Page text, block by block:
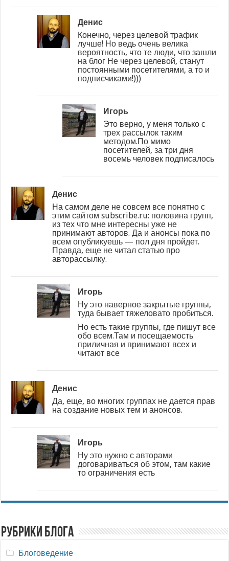
Денис
Конечно, через целевой трафик
лучше! Но ведь очень велика
вероятность, что те люди, что зашли
на блог Не через целевой, станут
постоянными посетителями, а то и
подписчиками!)))
Игорь
Это верно, у меня только с
трех рассылок таким
методом.По мимо
посетителей, за три дня
восемь человек подписалось
Денис
На самом деле не совсем все понятно с
этим сайтом subscribe.ru: половина групп,
из тех что мне интересны уже не
принимают авторов. Да и анонсы пока по
всем опубликуешь — пол дня пройдет.
Правда, еще не читал статью про
авторассылку.
Игорь
Ну это наверное закрытые группы,
туда бывает тяжеловато пробиться.
Но есть такие группы, где пишут все
обо всем.Там и посещаемость
приличная и принимают всех и
читают все
Денис
Да, еще, во многих группах не дается прав
на создание новых тем и анонсов.
Игорь
Ну это нужно с авторами
договариваться об этом, там какие
то ограничения есть
Рубрики блога
Блоговедение